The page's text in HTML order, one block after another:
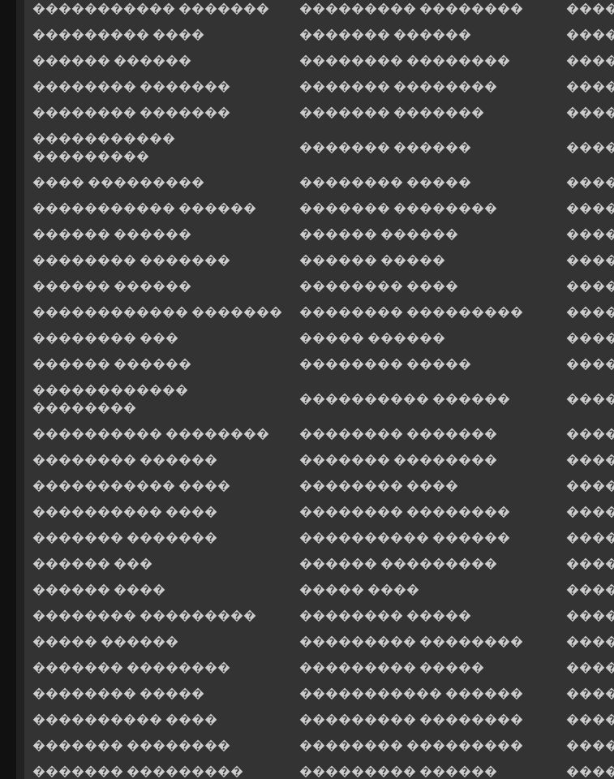
����������� ������� ��������� ��������
��������� ����
������� ������
������ ������
�������� ��������
�������� �������
������� ��������
�������� �������
������� �������
�����������
���������
������� ������
���� ��������� �������� �����
����������� ������
������� ��������
������ ������
������ ������
�������� �������
������ �����
������ ������
�������� ����
������������ �������
�������� ���������
�������� ���
����� ������
������ ������
�������� �����
������������
��������
���������� ������
���������� �������� �������� �������
�������� ������
������� ��������
����������� ����
�������� ����
���������� ����
�������� ��������
������� �������
���������� ������
������ ���
������ ���������
������ ����
����� ����
�������� ���������
�������� �����
����� ������
��������� ��������
������� ��������
��������� �����
�������� �����
����������� ������
���������� ����
��������� ��������
������� ��������
�������� ���������
������� ���������
��������� ������